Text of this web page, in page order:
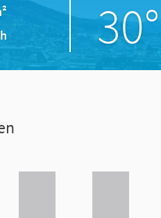
30°